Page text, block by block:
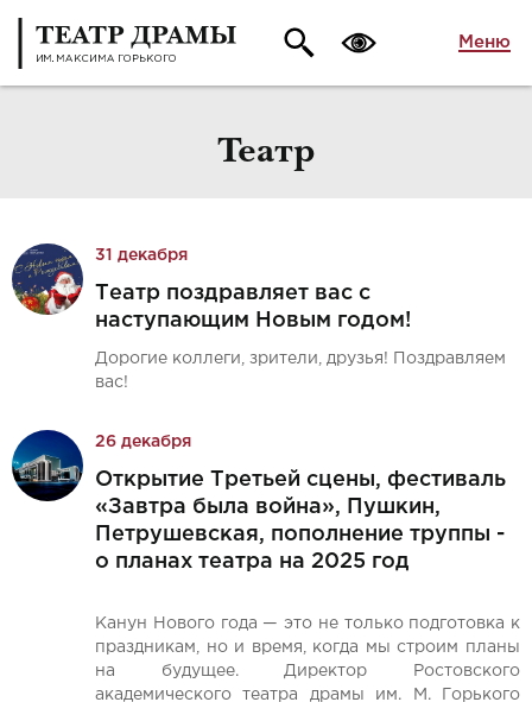
Меню
Театр
31 декабря
Театр поздравляет вас с
наступающим Новым годом!
Дорогие коллеги, зрители, друзья! Поздравляем
вас!
26 декабря
Открытие Третьей сцены, фестиваль
«Завтра была война», Пушкин,
Петрушевская, пополнение труппы -
о планах театра на 2025 год
Канун Нового года — это не только подготовка к
праздникам, но и время, когда мы строим планы
на будущее. Директор Ростовского
академического театра драмы им. М. Горького